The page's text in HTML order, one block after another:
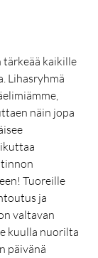
kaikille
Lihasryhmä
näin jopa
Tuoreille
ja
valtavan
kuulla nuorilta
päivänä